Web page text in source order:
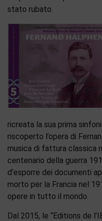
stato rubato.
ricreata la sua prima
riscoperto l’opera di
musica di fattura classica
centenario della guerra
d’esporre dei documenti
morto per la Francia nel
opere in tutto il mondo.
Dal 2015, le “Editions de